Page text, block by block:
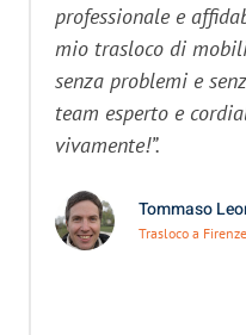
professionale e
mio trasloco di
senza problemi e
team esperto e
vivamente!”.
Tommaso
Trasloco a Firenze